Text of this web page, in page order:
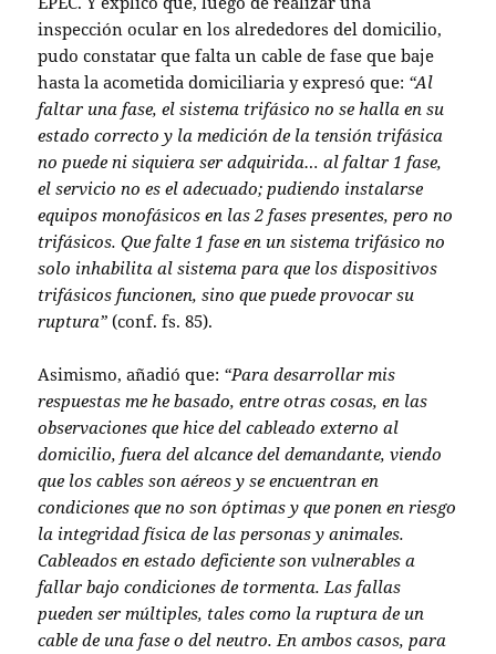
inspección ocular en los alrededores del domicilio,
pudo constatar que falta un cable de fase que baje
hasta la acometida domiciliaria y expresó que: “Al
faltar una fase, el sistema trifásico no se halla en su
estado correcto y la medición de la tensión trifásica
no puede ni siquiera ser adquirida… al faltar 1 fase,
el servicio no es el adecuado; pudiendo instalarse
equipos monofásicos en las 2 fases presentes, pero no
trifásicos. Que falte 1 fase en un sistema trifásico no
solo inhabilita al sistema para que los dispositivos
trifásicos funcionen, sino que puede provocar su
ruptura”(conf. fs. 85).
Asimismo, añadió que: “Para desarrollar mis
respuestas me he basado, entre otras cosas, en las
observaciones que hice del cableado externo al
domicilio, fuera del alcance del demandante, viendo
que los cables son aéreos y se encuentran en
condiciones que no son óptimas y que ponen en riesgo
la integridad física de las personas y animales.
Cableados en estado deficiente son vulnerables a
fallar bajo condiciones de tormenta. Las fallas
pueden ser múltiples, tales como la ruptura de un
cable de una fase o del neutro. En ambos casos, para